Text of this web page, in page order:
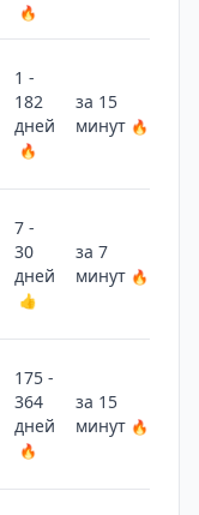
🔥
1 -
182
дней
🔥
за 15
минут 🔥
7 -
30
дней
👍
за 7
минут 🔥
175 -
364
дней
🔥
за 15
минут 🔥